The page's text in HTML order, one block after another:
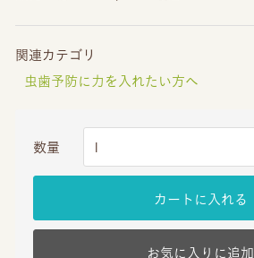
関連カテゴリ
虫歯予防に力を入れたい方へ
数量
カートに入れる
お気に入りに追加